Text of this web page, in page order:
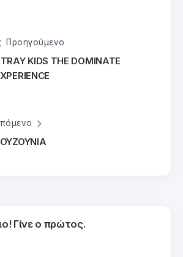
Προηγούμενο
KIDS THE DOMINATE
Γίνε ο πρώτος.